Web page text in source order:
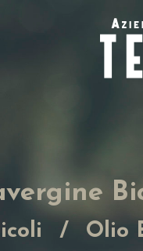
Olio